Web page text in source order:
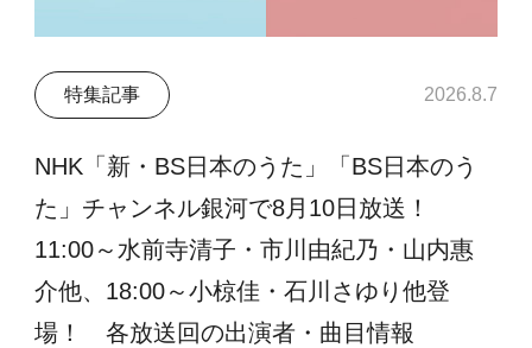
特集記事 2026.8.7
NHK「新・BS日本のうた」「BS日本のう
た」チャンネル銀河で8月10日放送！
11:00～水前寺清子・市川由紀乃・山内惠
介他、18:00～小椋佳・石川さゆり他登
場！ 各放送回の出演者・曲目情報